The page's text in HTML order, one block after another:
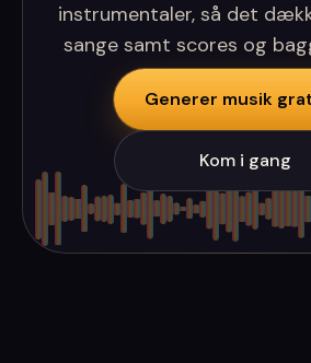
instrumentaler, så det
sange samt scores og
Generer musik
Kom i gang